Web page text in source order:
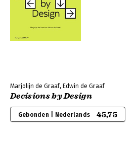
Marjolijn de Graaf, Edwin de Graaf
Decisions by Design
Gebonden | Nederlands 45,75